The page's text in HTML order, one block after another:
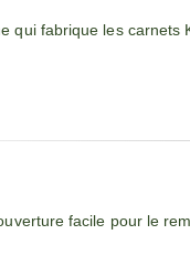
qui fabrique les
facile pour le